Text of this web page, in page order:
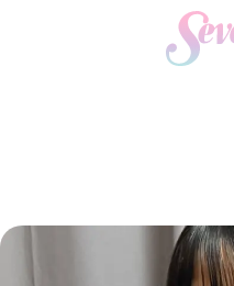
FASHION
ファッションニュース
BEAUTY